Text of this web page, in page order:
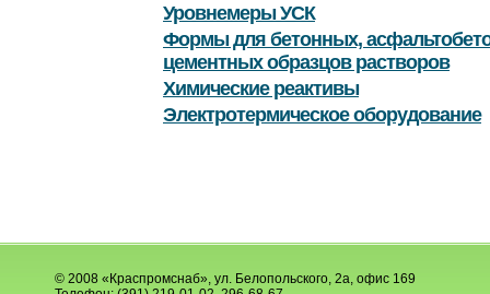
Уровнемеры УСК
Формы для бетонных,
цементных образцов растворов
Химические реактивы
Электротермическое оборудование
© 2008 «Краспромснаб», ул. Белопольского, 2а, офис 169